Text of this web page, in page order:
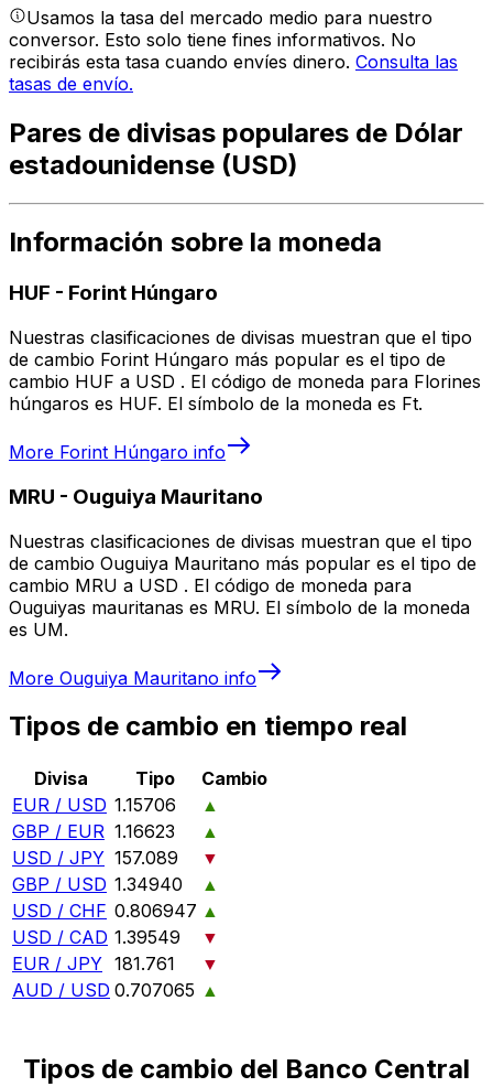
Usamos la tasa del mercado medio para nuestro
conversor. Esto solo tiene fines informativos. No
recibirás esta tasa cuando envíes dinero. Consulta las
tasas de envío.
Pares de divisas populares de Dólar
estadounidense (USD)
Información sobre la moneda
HUF - Forint Húngaro
Nuestras clasificaciones de divisas muestran que el tipo
de cambio Forint Húngaro más popular es el tipo de
cambio HUF a USD . El código de moneda para Florines
húngaros es HUF. El símbolo de la moneda es Ft.
More Forint Húngaro info
MRU - Ouguiya Mauritano
Nuestras clasificaciones de divisas muestran que el tipo
de cambio Ouguiya Mauritano más popular es el tipo de
cambio MRU a USD . El código de moneda para
Ouguiyas mauritanas es MRU. El símbolo de la moneda
es UM.
More Ouguiya Mauritano info
Tipos de cambio en tiempo real
Divisa Tipo
Cambio
EUR / USD 1.15706
▲
GBP / EUR 1.16623
▲
USD / JPY 157.089
▼
GBP / USD 1.34940
▲
USD / CHF 0.806947 ▲
USD / CAD 1.39549
▼
EUR / JPY 181.761
▼
AUD / USD 0.707065 ▲
Tipos de cambio del Banco Central